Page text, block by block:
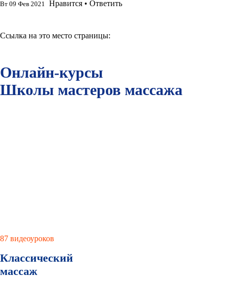
Вт 09 Фев 2021 Нравится • Ответить
Ссылка на это место страницы:
Онлайн-курсы
Школы мастеров массажа
87 видеоуроков
Классический
массаж